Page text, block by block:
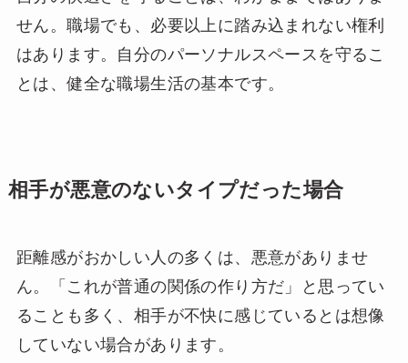
せん。職場でも、必要以上に踏み込まれない権利
はあります。自分のパーソナルスペースを守るこ
とは、健全な職場生活の基本です。
相手が悪意のないタイプだった場合
距離感がおかしい人の多くは、悪意がありませ
ん。「これが普通の関係の作り方だ」と思ってい
ることも多く、相手が不快に感じているとは想像
していない場合があります。